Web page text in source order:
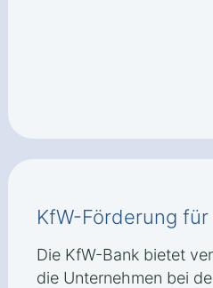
KfW-Förderung
Die KfW-Bank bietet
die Unternehmen bei